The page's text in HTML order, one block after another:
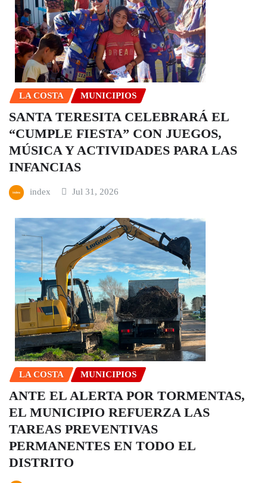
LA COSTA MUNICIPIOS
SANTA TERESITA CELEBRARÁ EL
“CUMPLE FIESTA” CON JUEGOS,
MÚSICA Y ACTIVIDADES PARA LAS
INFANCIAS
index Jul 31, 2026
LA COSTA MUNICIPIOS
ANTE EL ALERTA POR TORMENTAS,
EL MUNICIPIO REFUERZA LAS
TAREAS PREVENTIVAS
PERMANENTES EN TODO EL
DISTRITO